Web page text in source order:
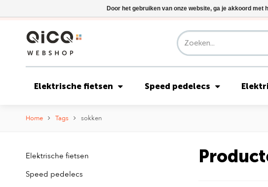
Riese &
Elektrische fietsen Speed pedelecs
Home Tags sokken
Elektrische fietsen
Speed pedelecs
Door het gebruiken van onze website, ga je akkoord